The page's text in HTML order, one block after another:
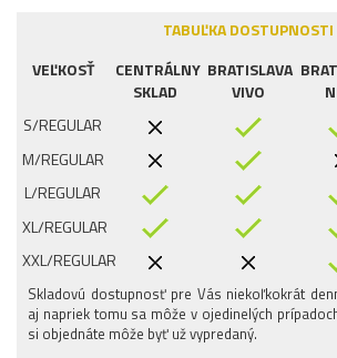
TABUĽKA DOSTUPNOSTI
VEĽKOSŤ
CENTRÁLNY
SKLAD
BRATISLAVA
VIVO
S/REGULAR
M/REGULAR
L/REGULAR
XL/REGULAR
XXL/REGULAR
Skladovú dostupnosť pre Vás niekoľkokrát
aj napriek tomu sa môže v ojedinelých
si objednáte môže byť už vypredaný.